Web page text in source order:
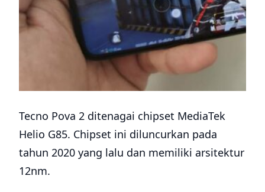
Tecno Pova 2 ditenagai chipset MediaTek
Helio G85. Chipset ini diluncurkan pada
tahun 2020 yang lalu dan memiliki arsitektur
12nm.